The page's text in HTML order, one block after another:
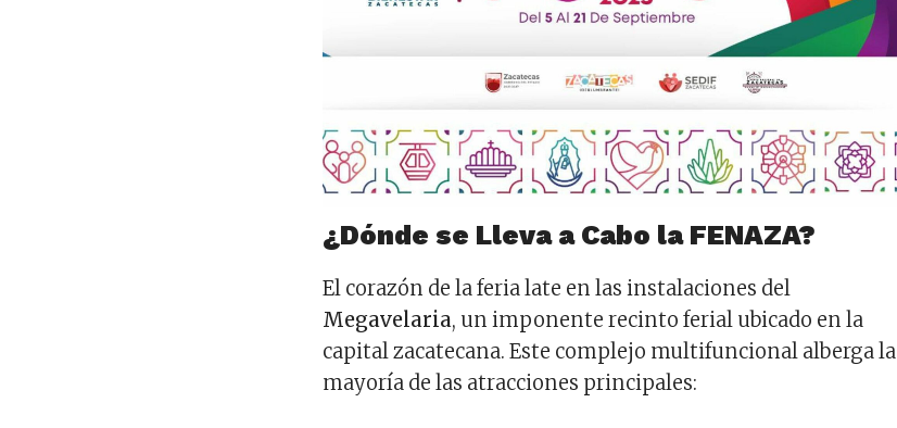
¿Dónde se Lleva a Cabo la FENAZA?
El corazón de la feria late en las instalaciones del
Megavelaria, un imponente recinto ferial ubicado en la
capital zacatecana. Este complejo multifuncional alberga la
mayoría de las atracciones principales: